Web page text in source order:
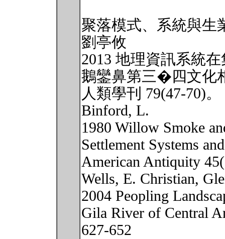
聚落模式、系統與生
劉亭攸
2013 地理資訊系統
鵝鑾鼻第三�四文化
人類學刊 79(47-70)。
Binford, L.
1980 Willow Smoke
Settlement Systems
American Antiquity
Wells, E. Christian,
2004 Peopling
Gila River of Central
627-652